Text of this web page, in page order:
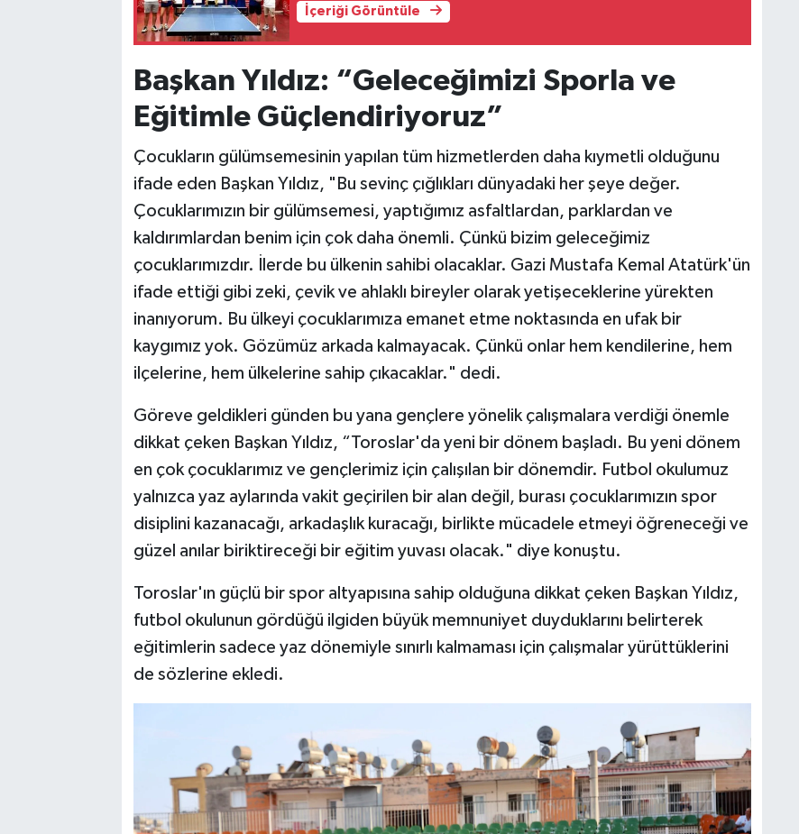
İçeriği Görüntüle
Başkan Yıldız: “Geleceğimizi Sporla ve
Eğitimle Güçlendiriyoruz”
Çocukların gülümsemesinin yapılan tüm hizmetlerden daha kıymetli olduğunu
ifade eden Başkan Yıldız, "Bu sevinç çığlıkları dünyadaki her şeye değer.
Çocuklarımızın bir gülümsemesi, yaptığımız asfaltlardan, parklardan ve
kaldırımlardan benim için çok daha önemli. Çünkü bizim geleceğimiz
çocuklarımızdır. İlerde bu ülkenin sahibi olacaklar. Gazi Mustafa Kemal Atatürk'ün
ifade ettiği gibi zeki, çevik ve ahlaklı bireyler olarak yetişeceklerine yürekten
inanıyorum. Bu ülkeyi çocuklarımıza emanet etme noktasında en ufak bir
kaygımız yok. Gözümüz arkada kalmayacak. Çünkü onlar hem kendilerine, hem
ilçelerine, hem ülkelerine sahip çıkacaklar." dedi.
Göreve geldikleri günden bu yana gençlere yönelik çalışmalara verdiği önemle
dikkat çeken Başkan Yıldız, “Toroslar'da yeni bir dönem başladı. Bu yeni dönem
en çok çocuklarımız ve gençlerimiz için çalışılan bir dönemdir. Futbol okulumuz
yalnızca yaz aylarında vakit geçirilen bir alan değil, burası çocuklarımızın spor
disiplini kazanacağı, arkadaşlık kuracağı, birlikte mücadele etmeyi öğreneceği ve
güzel anılar biriktireceği bir eğitim yuvası olacak." diye konuştu.
Toroslar'ın güçlü bir spor altyapısına sahip olduğuna dikkat çeken Başkan Yıldız,
futbol okulunun gördüğü ilgiden büyük memnuniyet duyduklarını belirterek
eğitimlerin sadece yaz dönemiyle sınırlı kalmaması için çalışmalar yürüttüklerini
de sözlerine ekledi.